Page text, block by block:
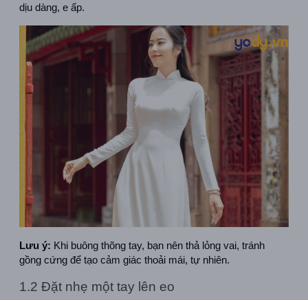
dịu dàng, e ấp.
Lưu ý: Khi buông thõng tay, bạn nên thả lỏng vai, tránh
gồng cứng để tạo cảm giác thoải mái, tự nhiên.
1.2 Đặt nhẹ một tay lên eo